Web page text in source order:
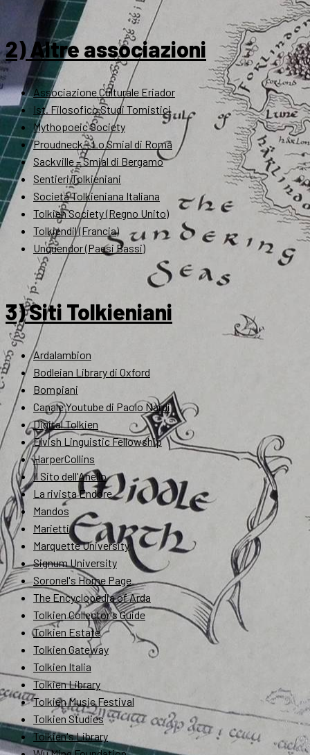
2) Altre associazioni
Associazione Culturale Eriador
Ist. Filosofico Studi Tomistici
Mythopoeic Society
Proudneck – Lo Smial di Roma
Sackville – Smial di Bergamo
Sentieri Tolkieniani
Società Tolkieniana Italiana
Tolkien Society (Regno Unito)
Tolkiendil (Francia)
Unquendor (Paesi Bassi)
3) Siti Tolkieniani
Ardalambion
Bodleian Library di Oxford
Bompiani
Canale Youtube di Paolo Nardi
Digital Tolkien
Elvish Linguistic Fellowship
HarperCollins
Il Sito dell'Anello
La rivista Endóre
Mandos
Marietti
Marquette University
Signum University
Soronel's Home Page
The Encyclopedia of Arda
Tolkien Collector's Guide
Tolkien Estate
Tolkien Gateway
Tolkien Italia
Tolkien Library
Tolkien Music Festival
Tolkien Studies
Tolkien's Library